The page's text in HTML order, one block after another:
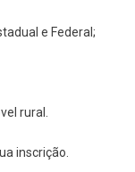
e Federal;
rural.
inscrição.